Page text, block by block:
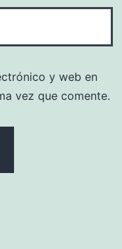
y web en
vez que comente.